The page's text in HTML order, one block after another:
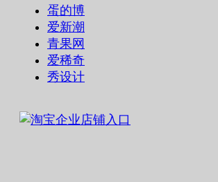
蛋的博
爱新潮
青果网
爱稀奇
秀设计